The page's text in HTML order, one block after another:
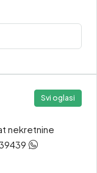
Svi oglasi
nekretnine